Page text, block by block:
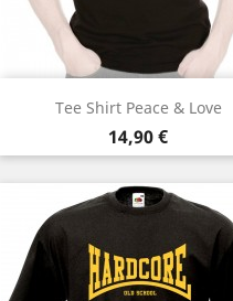
Tee Shirt Peace & Love
Prix
14,90 €
Aperçu rapide